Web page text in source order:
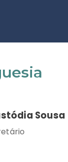
Sousa